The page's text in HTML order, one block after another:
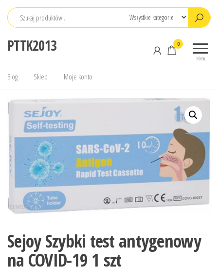
Przejdź
PTTK2013
Menu
0
Blog Sklep Moje konto
Sejoy Szybki test antygenowy
na COVID-19 1 szt